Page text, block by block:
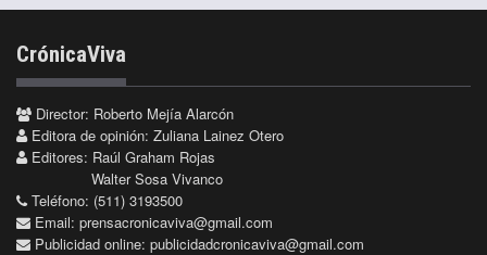
CrónicaViva
Director: Roberto Mejía Alarcón
Editora de opinión: Zuliana Lainez Otero
Editores: Raúl Graham Rojas
Walter Sosa Vivanco
Teléfono: (511) 3193500
Email: prensacronicaviva@gmail.com
Publicidad online: publicidadcronicaviva@gmail.com